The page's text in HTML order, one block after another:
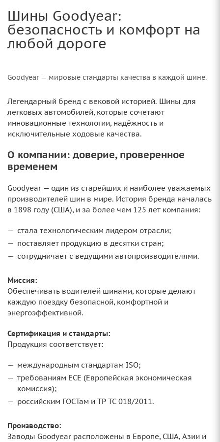
Шины Goodyear:
безопасность и комфорт на
любой дороге
Goodyear — мировые стандарты качества в каждой шине.
Легендарный бренд с вековой историей. Шины для
легковых автомобилей, которые сочетают
инновационные технологии, надёжность и
исключительные ходовые качества.
О компании: доверие, проверенное
временем
Goodyear — один из старейших и наиболее уважаемых
производителей шин в мире. История бренда началась
в 1898 году (США), и за более чем 125 лет компания:
стала технологическим лидером отрасли;
поставляет продукцию в десятки стран;
сотрудничает с ведущими автопроизводителями.
Миссия:
Обеспечивать водителей шинами, которые делают
каждую поездку безопасной, комфортной и
энергоэффективной.
Сертификация и стандарты:
Продукция соответствует:
международным стандартам ISO;
требованиям ECE (Европейская экономическая
комиссия);
российским ГОСТам и ТР ТС 018/2011.
Производство:
Заводы Goodyear расположены в Европе, США, Азии и